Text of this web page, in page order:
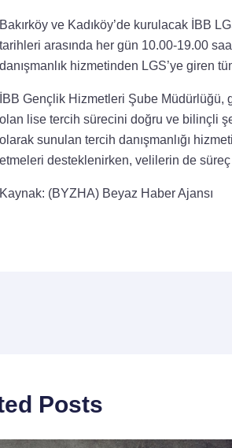
Bakırköy ve Kadıköy’de kurulacak İBB
tarihleri arasında her gün 10.00-19.00
danışmanlık hizmetinden LGS’ye giren
İBB Gençlik Hizmetleri Şube Müdürlüğü,
olan lise tercih sürecini doğru ve bilinçli
olarak sunulan tercih danışmanlığı
etmeleri desteklenirken, velilerin de
Kaynak: (BYZHA) Beyaz Haber Ajansı
Posts